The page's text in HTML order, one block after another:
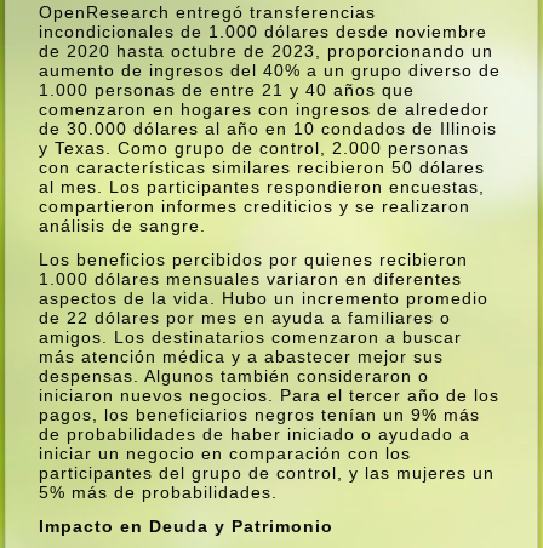
OpenResearch entregó transferencias
incondicionales de 1.000 dólares desde noviembre
de 2020 hasta octubre de 2023, proporcionando un
aumento de ingresos del 40% a un grupo diverso de
1.000 personas de entre 21 y 40 años que
comenzaron en hogares con ingresos de alrededor
de 30.000 dólares al año en 10 condados de Illinois
y Texas. Como grupo de control, 2.000 personas
con caracterí­sticas similares recibieron 50 dólares
al mes. Los participantes respondieron encuestas,
compartieron informes crediticios y se realizaron
análisis de sangre.
Los beneficios percibidos por quienes recibieron
1.000 dólares mensuales variaron en diferentes
aspectos de la vida. Hubo un incremento promedio
de 22 dólares por mes en ayuda a familiares o
amigos. Los destinatarios comenzaron a buscar
más atención médica y a abastecer mejor sus
despensas. Algunos también consideraron o
iniciaron nuevos negocios. Para el tercer año de los
pagos, los beneficiarios negros tení­an un 9% más
de probabilidades de haber iniciado o ayudado a
iniciar un negocio en comparación con los
participantes del grupo de control, y las mujeres un
5% más de probabilidades.
Impacto en Deuda y Patrimonio